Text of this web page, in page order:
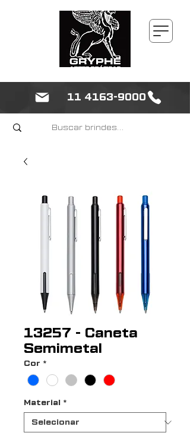
11 4163-9000
13257 - Caneta
Semimetal
Cor *
Material *